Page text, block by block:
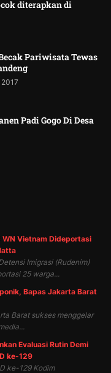
diterapkan di
Pariwisata Tewas
Padi Gogo Di Desa
Vietnam Dideportasi
Imigrasi (Rudenim)
25 warga...
Bapas Jakarta Barat
Barat sukses menggelar
Evaluasi Rutin Demi
ke-129
ke-129 Kodim